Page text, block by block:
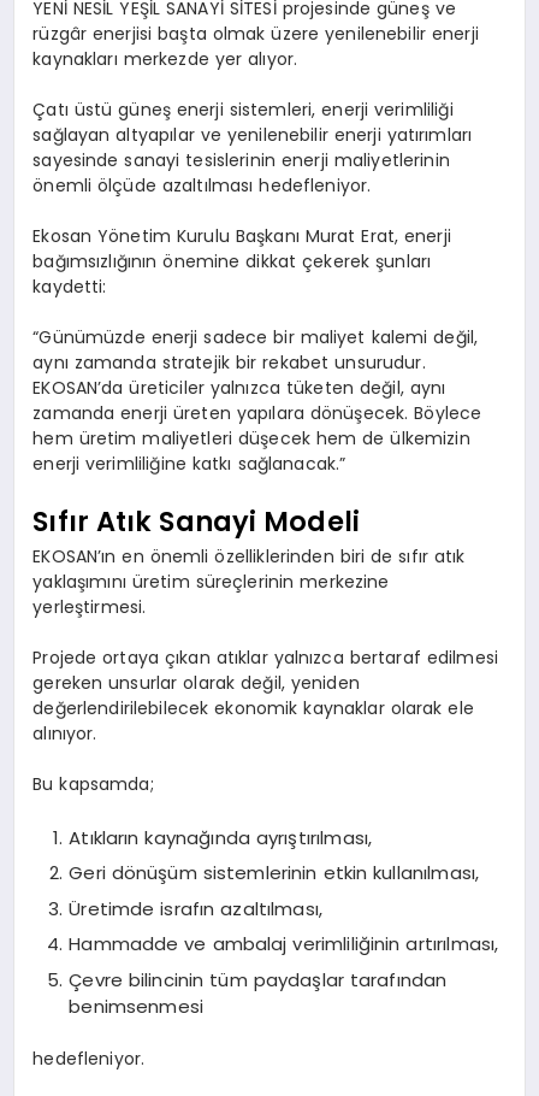
YENİ NESİL YEŞİL SANAYİ SİTESİ projesinde güneş ve
rüzgâr enerjisi başta olmak üzere yenilenebilir enerji
kaynakları merkezde yer alıyor.
Çatı üstü güneş enerji sistemleri, enerji verimliliği
sağlayan altyapılar ve yenilenebilir enerji yatırımları
sayesinde sanayi tesislerinin enerji maliyetlerinin
önemli ölçüde azaltılması hedefleniyor.
Ekosan Yönetim Kurulu Başkanı Murat Erat, enerji
bağımsızlığının önemine dikkat çekerek şunları
kaydetti:
“Günümüzde enerji sadece bir maliyet kalemi değil,
aynı zamanda stratejik bir rekabet unsurudur.
EKOSAN’da üreticiler yalnızca tüketen değil, aynı
zamanda enerji üreten yapılara dönüşecek. Böylece
hem üretim maliyetleri düşecek hem de ülkemizin
enerji verimliliğine katkı sağlanacak.”
Sıfır Atık Sanayi Modeli
EKOSAN’ın en önemli özelliklerinden biri de sıfır atık
yaklaşımını üretim süreçlerinin merkezine
yerleştirmesi.
Projede ortaya çıkan atıklar yalnızca bertaraf edilmesi
gereken unsurlar olarak değil, yeniden
değerlendirilebilecek ekonomik kaynaklar olarak ele
alınıyor.
Bu kapsamda;
Atıkların kaynağında ayrıştırılması,
Geri dönüşüm sistemlerinin etkin kullanılması,
Üretimde israfın azaltılması,
Hammadde ve ambalaj verimliliğinin artırılması,
Çevre bilincinin tüm paydaşlar tarafından
benimsenmesi
hedefleniyor.